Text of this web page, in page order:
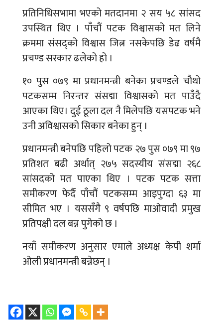
प्रतिनिधिसभामा भएको मतदानमा २ सय ५८ सांसद
उपस्थित थिए । पाँचौं पटक विश्वासको मत लिने
क्रममा संसद्को विश्वास जित्न नसकेपछि डेढ वर्षमै
प्रचण्ड सरकार ढलेको हो ।
१० पुस ०७९ मा प्रधानमन्त्री बनेका प्रचण्डले चौथो
पटकसम्म निरन्तर संसद्मा विश्वासको मत पाउँदै
आएका थिए। दुई ठूला दल नै मिलेपछि यसपटक भने
उनी अविश्वासको सिकार बनेका हुन् ।
प्रधानमन्त्री बनेपछि पहिलो पटक २७ पुस ०७९ मा ९७
प्रतिशत बढी अर्थात् २७५ सदस्यीय संसद्मा २६८
सांसदको मत पाएका थिए । पटक पटक सत्ता
समीकरण फेर्दै पाँचौं पटकसम्म आइपुग्दा ६३ मा
सीमित भए । यससँगै ९ वर्षपछि माओवादी प्रमुख
प्रतिपक्षी दल बन्न पुगेको छ ।
नयाँ समीकरण अनुसार एमाले अध्यक्ष केपी शर्मा
ओली प्रधानमन्त्री बन्नेछन् ।